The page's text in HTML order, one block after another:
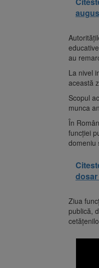
au
La nivel
această
Scopul
munca
În
funcției
domeniu
Ziua
publică,